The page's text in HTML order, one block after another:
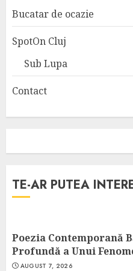
Bucatar de ocazie
SpotOn Cluj
Sub Lupa
Contact
TE-AR PUTEA
Poezia Contemporană
Profundă a Unui
AUGUST 7, 2026